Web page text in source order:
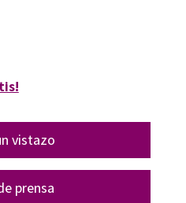
vistazo
prensa